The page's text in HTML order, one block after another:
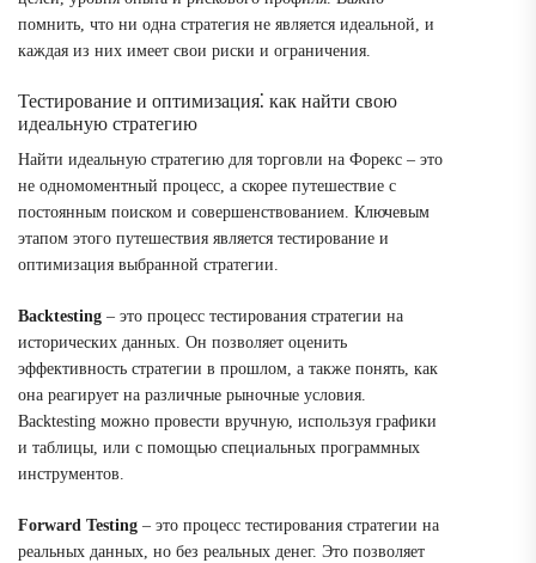
помнить, что ни одна стратегия не является идеальной, и
каждая из них имеет свои риски и ограничения.
Тестирование и оптимизация⁚ как найти свою
идеальную стратегию
Найти идеальную стратегию для торговли на Форекс – это
не одномоментный процесс, а скорее путешествие с
постоянным поиском и совершенствованием. Ключевым
этапом этого путешествия является тестирование и
оптимизация выбранной стратегии.
Backtesting – это процесс тестирования стратегии на
исторических данных. Он позволяет оценить
эффективность стратегии в прошлом, а также понять, как
она реагирует на различные рыночные условия.
Backtesting можно провести вручную, используя графики
и таблицы, или с помощью специальных программных
инструментов.
Forward Testing – это процесс тестирования стратегии на
реальных данных, но без реальных денег. Это позволяет